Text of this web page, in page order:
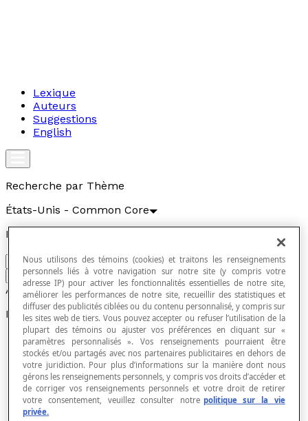
Lexique
Auteurs
Suggestions
English
Recherche par Thème
États-Unis - Common Core
Recherche par mots clés
Aller
Articles
Recherche par thème
Algèbre
Arithmétique
Graphes
Géométrie
Nous utilisons des témoins (cookies) et traitons les renseignements
personnels liés à votre navigation sur notre site (y compris votre
adresse IP) pour activer les fonctionnalités essentielles de notre site,
améliorer les performances de notre site, recueillir des statistiques et
diffuser des publicités ciblées ou du contenu personnalisé, y compris sur
les sites web de tiers. Vous pouvez accepter ou refuser l’utilisation de la
plupart des témoins ou ajuster vos préférences en cliquant sur «
paramètres personnalisés ». Vos renseignements pourraient être
stockés et/ou partagés avec nos partenaires publicitaires en dehors de
votre juridiction. Pour plus d’informations sur la manière dont nous
gérons les renseignements personnels, y compris vos droits d’accéder et
de corriger vos renseignements personnels et votre droit de retirer
votre consentement, veuillez consulter notre politique sur la vie
privée.